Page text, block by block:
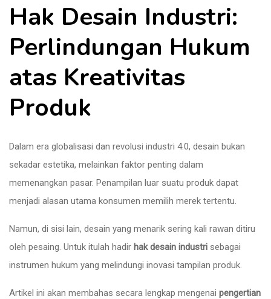
Hak Desain Industri:
Perlindungan Hukum
atas Kreativitas
Produk
Dalam era globalisasi dan revolusi industri 4.0, desain bukan
sekadar estetika, melainkan faktor penting dalam
memenangkan pasar. Penampilan luar suatu produk dapat
menjadi alasan utama konsumen memilih merek tertentu.
Namun, di sisi lain, desain yang menarik sering kali rawan ditiru
oleh pesaing. Untuk itulah hadir hak desain industri sebagai
instrumen hukum yang melindungi inovasi tampilan produk.
Artikel ini akan membahas secara lengkap mengenai pengertian